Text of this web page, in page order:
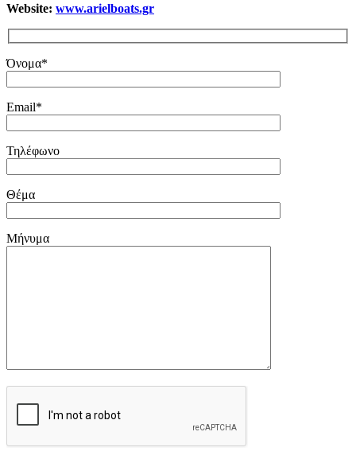
Website: www.arielboats.gr
Όνομα*
Email*
Τηλέφωνο
Θέμα
Μήνυμα